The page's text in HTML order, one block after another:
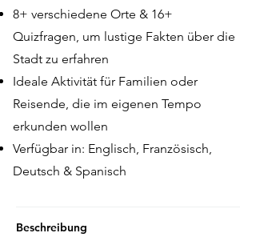
8+ verschiedene Orte & 16+
Quizfragen, um lustige Fakten über die
Stadt zu erfahren
Ideale Aktivität für Familien oder
Reisende, die im eigenen Tempo
erkunden wollen
Verfügbar in: Englisch, Französisch,
Deutsch & Spanisch
Beschreibung